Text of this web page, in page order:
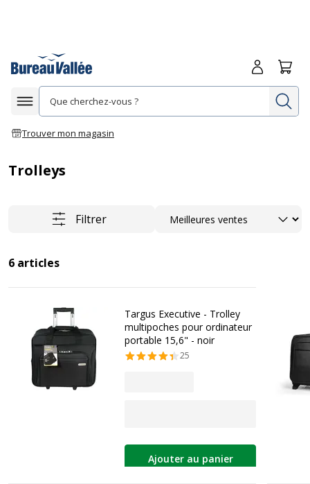
Afficher la navigation
Trouver mon magasin
Me
Trolleys
Filtrer Trier
6 articles
Targus Executive - Trolley
multipoches pour ordinateur
portable 15,6" - noir
25
Ajouter au panier